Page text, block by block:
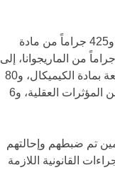
وأوضحت الإدارة أن المضبوطات شملت كيلو و425 جراماً من مادة
الشبو، وكيلو و15 جراماً من الحشيش، و365 جراماً من الماريجوانا، إلى
جانب 3 جرامات من الهيروين، و4 أوراق مشبعة بمادة الكيميكال، و80
كبسولة من الليريكا، بالإضافة إلى 3 أقراص من المؤثرات العقلية، و6
تم ضبطهم وإحالتهم
القانونية اللازمة